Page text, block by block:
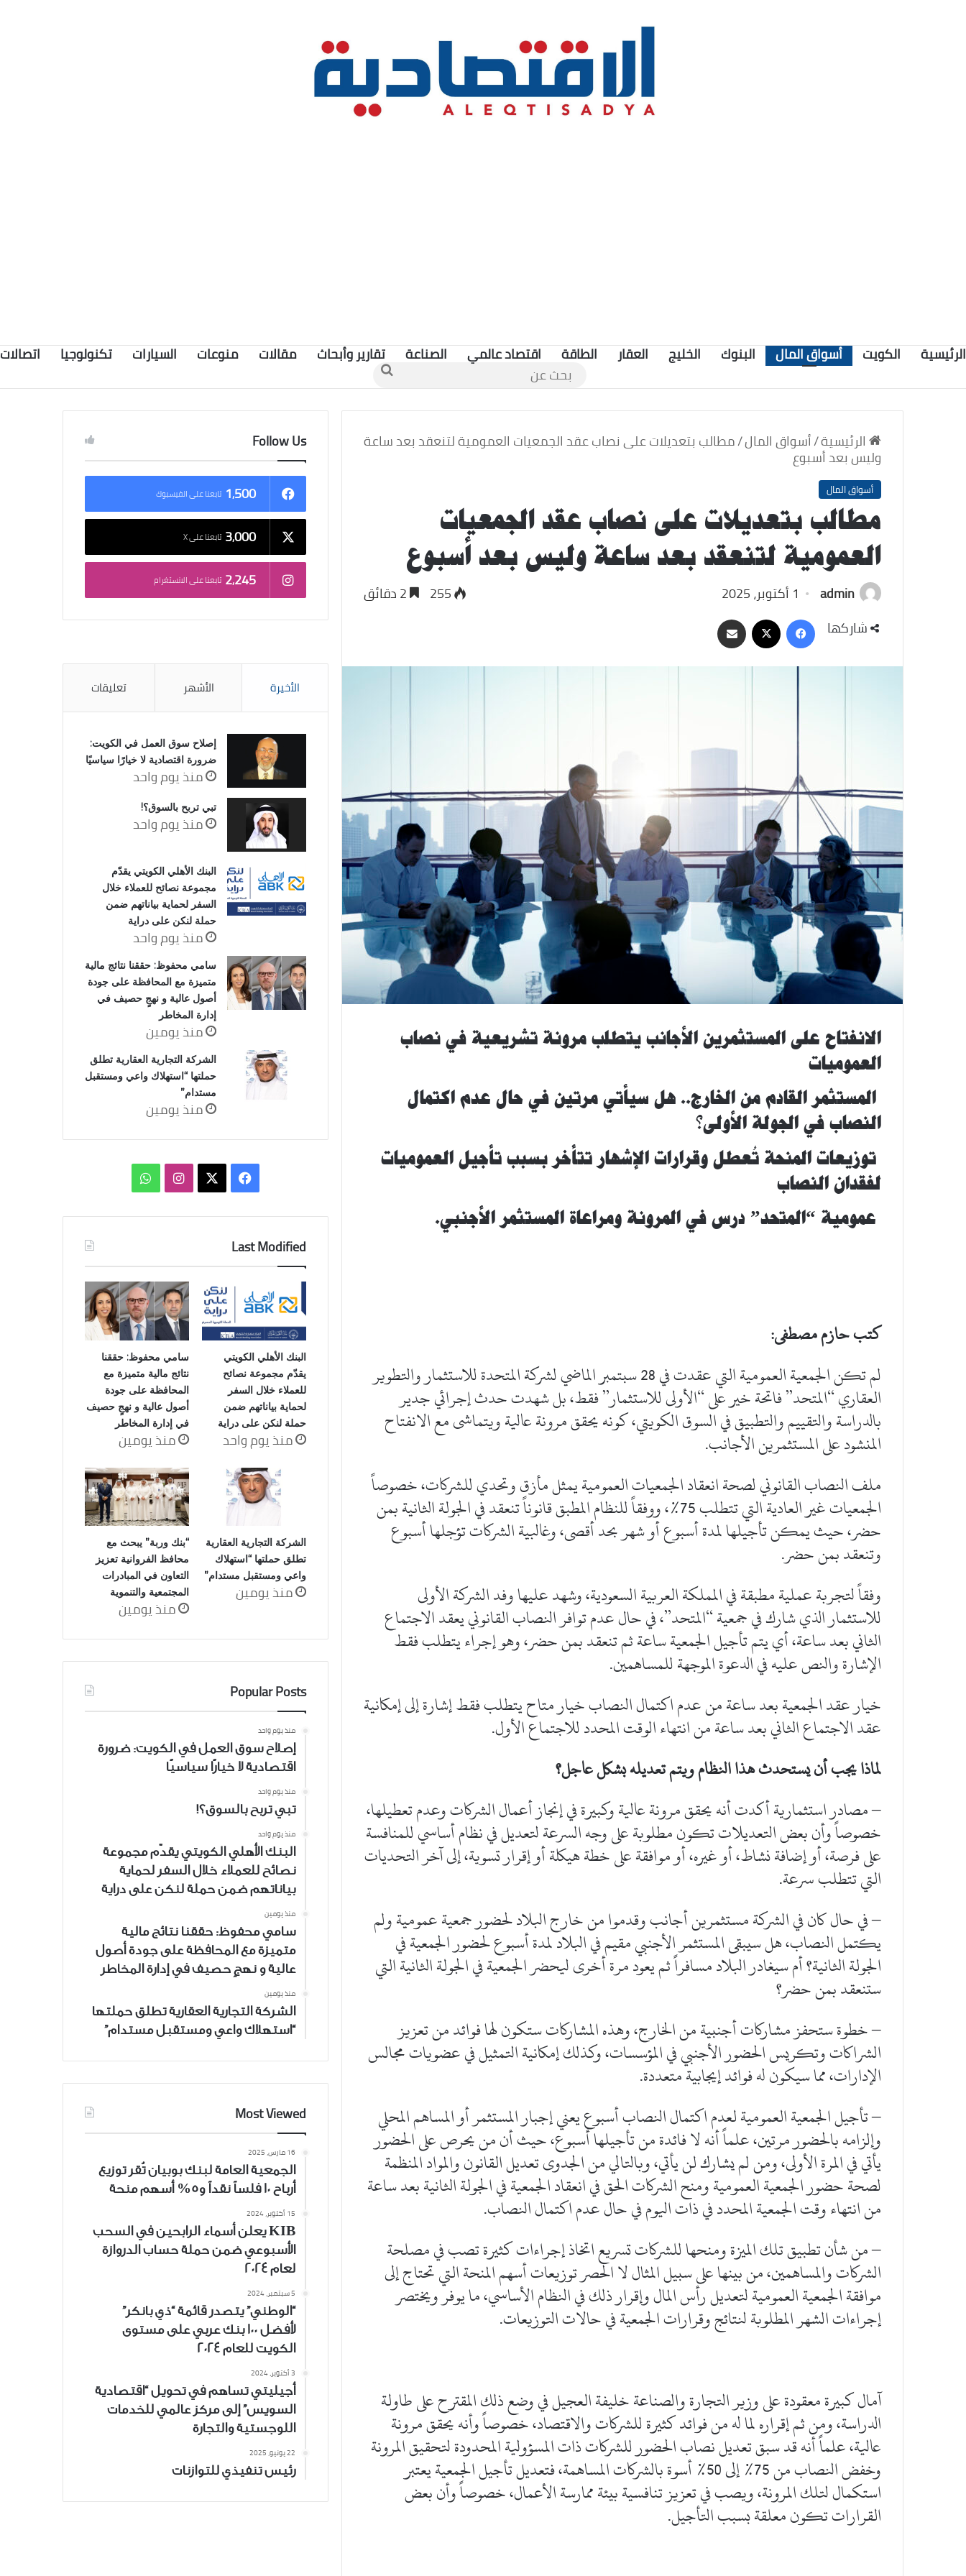
الرئيسية الكويت أسواق المال البنوك الخليج العقار الطاقة اقتصاد عالمي الصناعة تقارير وأبحاث مقالات منوعات السيارات تكنولوجيا اتصالات
بحث
عن
الرئيسية/أسواق المال/مطالب بتعديلات على نصاب عقد الجمعيات العمومية لتنعقد بعد ساعة
وليس بعد أسبوع
أسواق المال
مطالب بتعديلات على نصاب عقد الجمعيات
العمومية لتنعقد بعد ساعة وليس بعد أسبوع
admin 1 أكتوبر، 2025 255
شاركها
فيسبوك
‫X مشاركة
عبر
الانفتاح على المستثمرين الأجانب يتطلب مرونة تشريعية في نصاب
العموميات
المستثمر القادم من الخارج.. هل سيأتي مرتين في حال عدم اكتمال
النصاب في الجولة الأولى؟
توزيعات المنحة تُعطل وقرارات الإشهار تتأخر بسبب تأجيل العموميات
لفقدان النصاب
عمومية “المتحد” درس في المرونة ومراعاة المستثمر الأجنبي.
كتب حازم مصطفى:
لم تكن الجمعية العمومية التي عقدت في 28 سبتمبر الماضي لشركة المتحدة للاستثمار والتطوير
العقاري “المتحد” فاتحة خير على “الأولى للاستثمار” فقط، بل شهدت حدث إجرائي جدير
بالدراسة والتقييم والتطبيق في السوق الكويتي، كونه يحقق مرونة عالية ويتماشى مع الانفتاح
المنشود على المستثمرين الأجانب.
ملف النصاب القانوني لصحة انعقاد الجمعيات العمومية يمثل مأزق وتحدي للشركات، خصوصاً
الجمعيات غير العادية التي تتطلب 75%، ووفقاً للنظام المطبق قانوناً تنعقد في الجولة الثانية بمن
حضر، حيث يمكن تأجيلها لمدة أسبوع أو شهر بحد أقصى، وغالبية الشركات تؤجلها أسبوع
وتنعقد بمن حضر.
وفقاً لتجربة عملية مطبقة في المملكة العربية السعودية، وشهد عليها وفد الشركة الأولى
للاستثمار الذي شارك في جمعية “المتحد”، في حال عدم توافر النصاب القانوني يعقد الاجتماع
الثاني بعد ساعة، أي يتم تأجيل الجمعية ساعة ثم تنعقد بمن حضر، وهو إجراء يتطلب فقط
الإشارة والنص عليه في الدعوة الموجهة للمساهمين.
خيار عقد الجمعية بعد ساعة من عدم اكتمال النصاب خيار متاح يتطلب فقط إشارة إلى إمكانية
عقد الاجتماع الثاني بعد ساعة من انتهاء الوقت المحدد للاجتماع الأول.
لماذا يجب أن يستحدث هذا النظام ويتم تعديله بشكل عاجل؟
– مصادر استثمارية أكدت أنه يحقق مرونة عالية وكبيرة في إنجاز أعمال الشركات وعدم تعطيلها،
خصوصاً وأن بعض التعديلات تكون مطلوبة على وجه السرعة لتعديل في نظام أساسي للمنافسة
على فرصة، أو إضافة نشاط، أو غيره، أو موافقة على خطة هيكلة أو إقرار تسوية، إلى آخر التحديات
التي تتطلب سرعة.
– في حال كان في الشركة مستثمرين أجانب وقدموا من خارج البلاد لحضور جمعية عمومية ولم
يكتمل النصاب، هل سيبقى المستثمر الأجنبي مقيم في البلاد لمدة أسبوع لحضور الجمعية في
الجولة الثانية؟ أم سيغادر البلاد مسافراً ثم يعود مرة أخرى ليحضر الجمعية في الجولة الثانية التي
ستنعقد بمن حضر؟
– خطوة ستحفز مشاركات أجنبية من الخارج، وهذه المشاركات ستكون لها فوائد من تعزيز
الشراكات وتكريس الحضور الأجنبي في المؤسسات، وكذلك إمكانية التمثيل في عضويات مجالس
الإدارات، مما سيكون له فوائد إيجابية متعددة.
– تأجيل الجمعية العمومية لعدم اكتمال النصاب أسبوع يعني إجبار المستثمر أو المساهم المحلي
وإلزامه بالحضور مرتين، علماً أنه لا فائدة من تأجيلها أسبوع، حيث أن من يحرص على الحضور
يأتي في المرة الأولى، ومن لم يشارك لن يأتي، وبالتالي من الجدوى تعديل القانون والمواد المنظمة
لصحة حضور الجمعية العمومية ومنح الشركات الحق في انعقاد الجمعية في الجولة الثانية بعد ساعة
من انتهاء وقت الجمعية المحدد في ذات اليوم في حال عدم اكتمال النصاب.
– من شأن تطبيق تلك الميزة ومنحها للشركات تسريع اتخاذ إجراءات كثيرة تصب في مصلحة
الشركات والمساهمين، من بينها على سبيل المثال لا الحصر توزيعات أسهم المنحة التي تحتاج إلى
موافقة الجمعية العمومية لتعديل رأس المال وإقرار ذلك في النظام الأساسي، ما يوفر ويختصر
إجراءات الشهر المطلوبة لنتائج وقرارات الجمعية في حالات التوزيعات.
آمال كبيرة معقودة على وزير التجارة والصناعة خليفة العجيل في وضع ذلك المقترح على طاولة
الدراسة، ومن ثم إقراره لما له من فوائد كثيرة للشركات والاقتصاد، خصوصاً وأنه يحقق مرونة
عالية، علماً أنه قد سبق تعديل نصاب الحضور للشركات ذات المسؤولية المحدودة لتحقيق المرونة
وخفض النصاب من 75% إلى 50% أسوة بالشركات المساهمة، فتعديل تأجيل الجمعية يعتبر
استكمال لتلك المرونة، ويصب في تعزيز تنافسية بيئة ممارسة الأعمال، خصوصاً وأن بعض
القرارات تكون معلقة بسبب التأجيل.
Follow Us
1٬500 تابعنا على الفيسبوك
3٬000 تابعنا على X
2٬245 تابعنا على الانستغرام
الأخيرة الأشهر تعليقات
إصلاح سوق العمل في الكويت:
ضرورة اقتصادية لا خيارًا سياسيًا
منذ يوم واحد
تبي تربح بالسوق؟!
منذ يوم واحد
البنك الأهلي الكويتي يقدّم
مجموعة نصائح للعملاء خلال
السفر لحماية بياناتهم ضمن
حملة لنكن على دراية
منذ يوم واحد
سامي محفوظ: حققنا نتائج مالية
متميزة مع المحافظة على جودة
أصول عالية و نهجٍ حصيف في
إدارة المخاطر
منذ يومين
الشركة التجارية العقارية تطلق
حملتها “استهلاك واعي ومستقبل
مستدام”
منذ يومين
فيسبوك انستقرامواتساب
Last Modified
البنك الأهلي الكويتي
يقدّم مجموعة نصائح
للعملاء خلال السفر
لحماية بياناتهم ضمن
حملة لنكن على دراية
منذ يوم واحد
سامي محفوظ: حققنا
نتائج مالية متميزة مع
المحافظة على جودة
أصول عالية و نهجٍ حصيف
في إدارة المخاطر
منذ يومين
الشركة التجارية العقارية
تطلق حملتها “استهلاك
واعي ومستقبل مستدام”
منذ يومين
“بنك وربة” يبحث مع
محافظ الفروانية تعزيز
التعاون في المبادرات
المجتمعية والتنموية
منذ يومين
Popular Posts
منذ يوم واحد
إصلاح سوق العمل في الكويت: ضرورة
اقتصادية لا خيارًا سياسيًا
منذ يوم واحد
تبي تربح بالسوق؟!
منذ يوم واحد
البنك الأهلي الكويتي يقدّم مجموعة
نصائح للعملاء خلال السفر لحماية
بياناتهم ضمن حملة لنكن على دراية
منذ يومين
سامي محفوظ: حققنا نتائج مالية
متميزة مع المحافظة على جودة أصول
عالية و نهجٍ حصيف في إدارة المخاطر
منذ يومين
الشركة التجارية العقارية تطلق حملتها
“استهلاك واعي ومستقبل مستدام”
Most Viewed
16 مارس، 2025
الجمعية العامة لبنك بوبيان تُقر توزيع
أرباح 10 فلساً نقداً و5% أسهم منحة
15 أكتوبر، 2024
KIB يعلن أسماء الرابحين في السحب
الأسبوعي ضمن حملة حساب الدروازة
لعام 2024
5 سبتمبر، 2024
“الوطني” يتصدر قائمة “ذي بانكر”
لأفضل 100 بنك عربي على مستوى
الكويت للعام 2024
3 أكتوبر، 2024
أجيليتي تساهم في تحويل “اقتصادية
السويس” إلى مركز عالمي للخدمات
اللوجستية والتجارة
22 يونيو، 2025
رئيس تنفيذي للتوازنات